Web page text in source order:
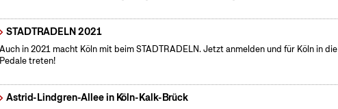
STADTRADELN 2021
Auch in 2021 macht Köln mit beim STADTRADELN. Jetzt anmelden und für Köln in die
Pedale treten!
Astrid-Lindgren-Allee in Köln-Kalk-Brück